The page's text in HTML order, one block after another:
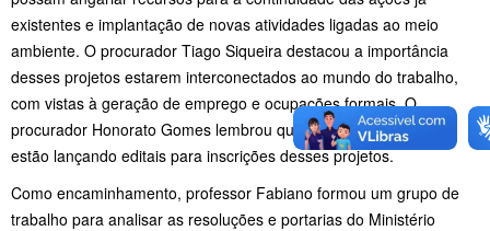
existentes e implantação de novas atividades ligadas ao meio
ambiente. O procurador Tiago Siqueira destacou a importância
desses projetos estarem interconectados ao mundo do trabalho,
com vistas à geração de emprego e ocupações formais. O
procurador Honorato Gomes lembrou que algumas regionais já
estão lançando editais para inscrições desses projetos.
Como encaminhamento, professor Fabiano formou um grupo de
trabalho para analisar as resoluções e portarias do Ministério